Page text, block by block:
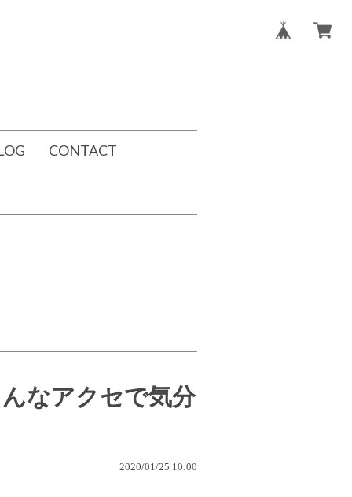
CONTACT
なアクセで気分
2020/01/25 10:00